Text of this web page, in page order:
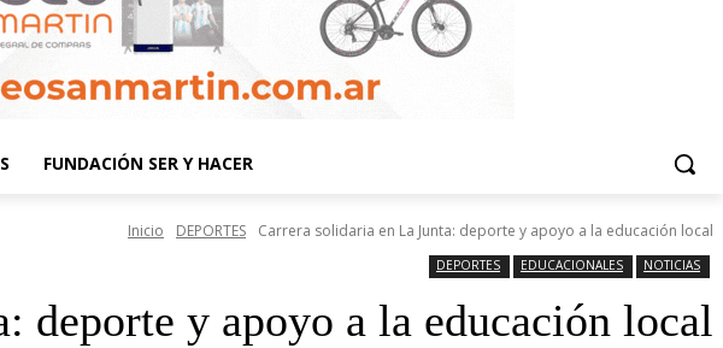
FUNDACIÓN SER Y HACER
Inicio DEPORTES Carrera solidaria en La Junta: deporte y apoyo a la educación local
DEPORTES EDUCACIONALES NOTICIAS
deporte y apoyo a la educación local